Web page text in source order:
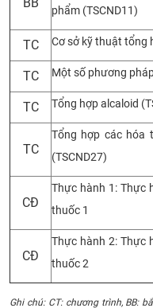
phẩm (TSCND11)
TC Cơ sở kỹ thuật tổng
TC Một số phương
TC Tổng hợp alcaloid
TC
Tổng hợp các hóa
(TSCND27)
CĐ
Thực hành 1: Thực
thuốc 1
CĐ
Thực hành 2: Thực
thuốc 2
Ghi chú: CT: chương trình, BB: